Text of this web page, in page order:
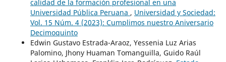
calidad de la formación profesional en una
Universidad Pública Peruana , Universidad y Sociedad:
Vol. 15 Núm. 4 (2023): Cumplimos nuestro Aniversario
Decimoquinto
Edwin Gustavo Estrada-Araoz, Yessenia Luz Arias
Palomino, Jhony Huaman Tomanguilla, Guido Raúl